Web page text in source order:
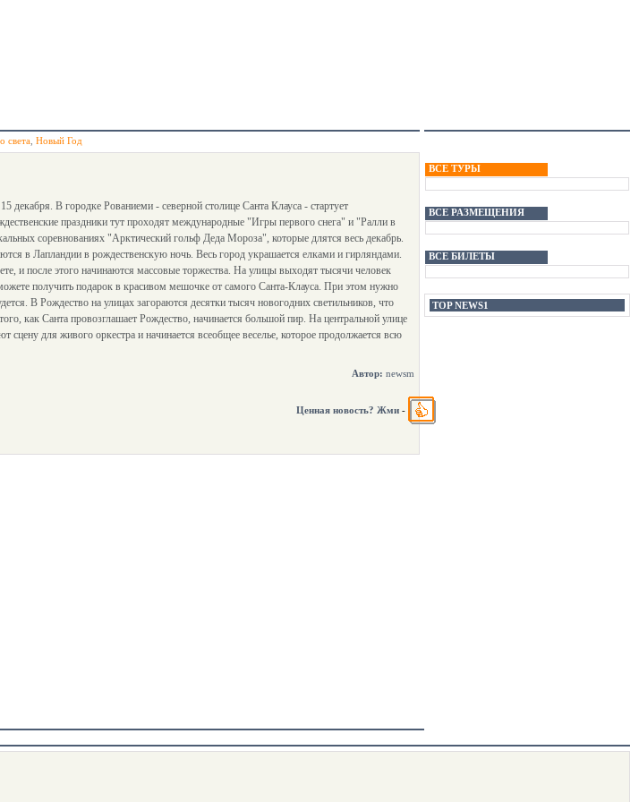
света Новый Год
В городке Рованиеми - северной столице Санта Клауса - стартует
праздники тут проходят международные "Игры первого снега" и "Ралли в
соревнованиях "Арктический гольф Деда Мороза", которые длятся весь декабрь.
в Лапландии в рождественскую ночь. Весь город украшается елками и гирляндами.
и после этого начинаются массовые торжества. На улицы выходят тысячи человек
получить подарок в красивом мешочке от самого Санта-Клауса. При этом нужно
В Рождество на улицах загораются десятки тысяч новогодних светильников, что
как Санта провозглашает Рождество, начинается большой пир. На центральной улице
для живого оркестра и начинается всеобщее веселье, которое продолжается всю
Автор: newsm
Ценная новость? Жми -
ВСЕ ТУРЫ
ВСЕ РАЗМЕЩЕНИЯ
ВСЕ БИЛЕТЫ
TOP NEWS1